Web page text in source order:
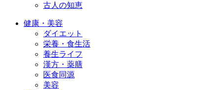
古人の知恵
健康・美容
ダイエット
栄養・食生活
養生ライフ
漢方・薬膳
医食同源
美容